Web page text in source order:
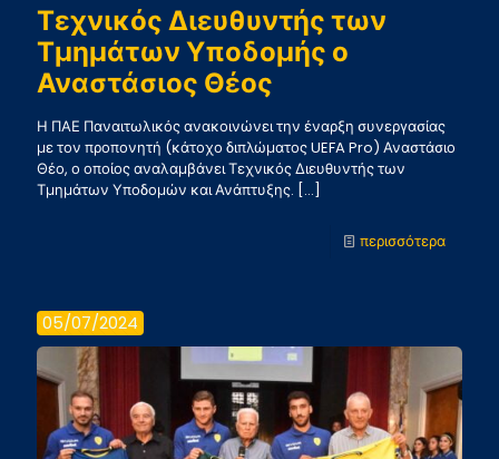
Τεχνικός Διευθυντής των
Τμημάτων Υποδομής ο
Αναστάσιος Θέος
Η ΠΑΕ Παναιτωλικός ανακοινώνει την έναρξη συνεργασίας
με τον προπονητή (κάτοχο διπλώματος UEFA Pro) Αναστάσιο
Θέο, ο οποίος αναλαμβάνει Τεχνικός Διευθυντής των
Τμημάτων Υποδομών και Ανάπτυξης. […]
περισσότερα-
ο
05/07/2024